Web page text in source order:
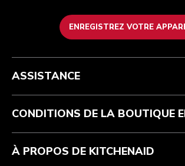
ENREGISTREZ VOTRE
Health Check
Suivez votre commande
Recupel
Conditions générales de vente
Retours et remboursements
ODR
La marque
Trouver une boutique
ASSISTANCE
CONDITIONS DE LA BOUTIQUE
À PROPOS DE KITCHENAID